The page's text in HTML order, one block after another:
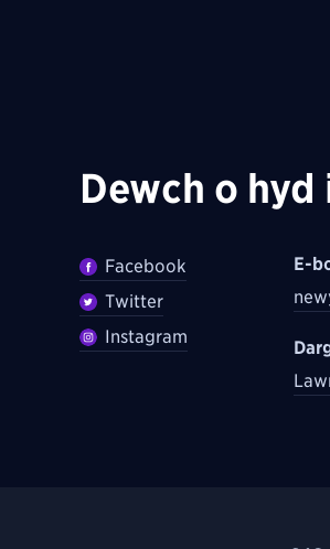
Dewch o hyd
Facebook
Twitter
Instagram
E-